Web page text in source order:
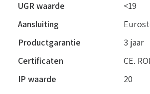
UGR waarde
<19
Aansluiting
Productgarantie
3 jaar
Certificaten
CE.
IP waarde
20